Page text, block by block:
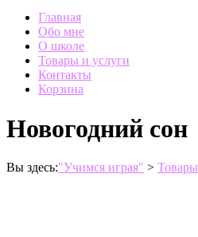
МенюГлавная
Обо мне
О школе
Товары и услуги
Контакты
Корзина
Новогодний сон
Вы здесь:"Учимся играя" > Товары